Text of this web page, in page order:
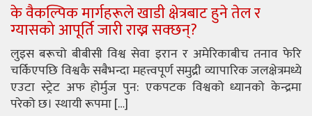
के वैकल्पिक मार्गहरूले खाडी क्षेत्रबाट हुने तेल र
ग्यासको आपूर्ति जारी राख्न सक्छन्?
लुइस बरूचो बीबीसी विश्व सेवा इरान र अमेरिकाबीच तनाव फेरि
चर्किएपछि विश्वकै सबैभन्दा महत्त्वपूर्ण समुद्री व्यापारिक जलक्षेत्रमध्ये
एउटा स्ट्रेट अफ होर्मुज पुन: एकपटक विश्वको ध्यानको केन्द्रमा
परेको छ। स्थायी रूपमा […]